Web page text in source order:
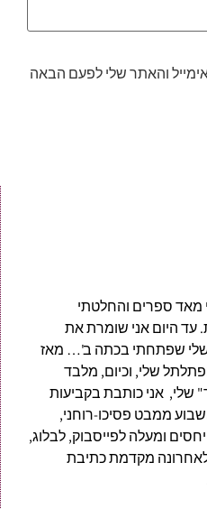
מאד ספרים והחלטתי
עד היום אני שומרת את
שפתחתי בכתה ב'… מאז
שלי, וכיום, מלבד
שלי, אני כותבת בקביעות
ממבט פסיכו-רוחני,
ומעלה לפייסבוק, לבלוג,
מקדמת כתיבת
והאתר שלי לפעם הבאה